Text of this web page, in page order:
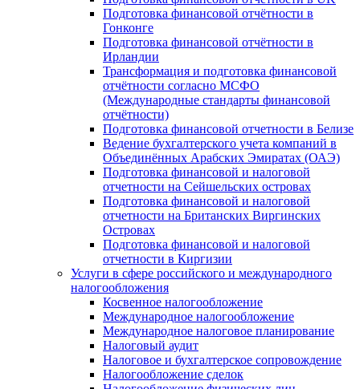
Подготовка финансовой отчётности в
Гонконге
Подготовка финансовой отчётности в
Ирландии
Трансформация и подготовка финансовой
отчётности согласно МСФО
(Международные стандарты финансовой
отчётности)
Подготовка финансовой отчетности в Белизе
Ведение бухгалтерского учета компаний в
Объединённых Арабских Эмиратах (ОАЭ)
Подготовка финансовой и налоговой
отчетности на Сейшельских островах
Подготовка финансовой и налоговой
отчетности на Британских Виргинских
Островах
Подготовка финансовой и налоговой
отчетности в Киргизии
Услуги в сфере российского и международного
налогообложения
Косвенное налогообложение
Международное налогообложение
Международное налоговое планирование
Налоговый аудит
Налоговое и бухгалтерское сопровождение
Налогообложение сделок